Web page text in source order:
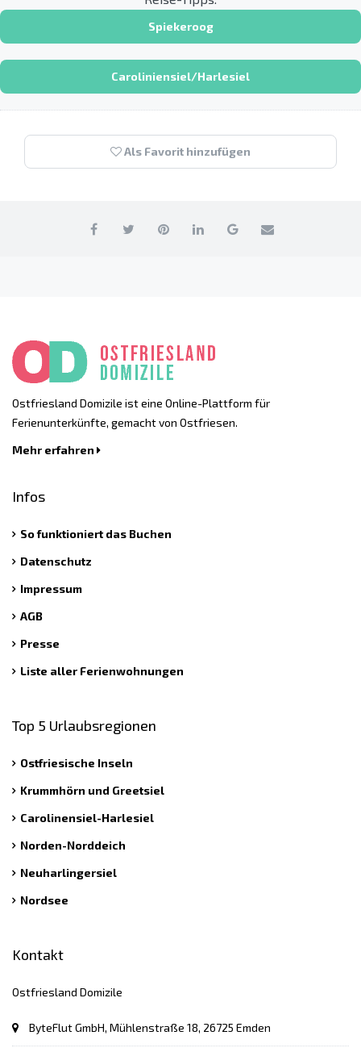
Spiekeroog
Caroliniensiel/Harlesiel
Als Favorit hinzufügen
Ostfriesland Domizile ist eine Online-Plattform für
Ferienunterkünfte, gemacht von Ostfriesen.
Mehr erfahren
Infos
So funktioniert das Buchen
Datenschutz
Impressum
AGB
Presse
Liste aller Ferienwohnungen
Top 5 Urlaubsregionen
Ostfriesische Inseln
Krummhörn und Greetsiel
Carolinensiel-Harlesiel
Norden-Norddeich
Neuharlingersiel
Nordsee
Kontakt
Ostfriesland Domizile
ByteFlut GmbH, Mühlenstraße 18, 26725 Emden